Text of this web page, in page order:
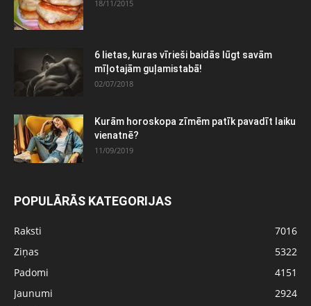
18/11/2015
6 lietas, kuras vīrieši baidās lūgt savām
mīļotajām guļamistabā!
02/07/2018
Kurām horoskopa zīmēm patīk pavadīt laiku
vienatnē?
11/09/2019
POPULĀRĀS KATEGORIJAS
Raksti
7016
Ziņas
5322
Padomi
4151
Jaunumi
2924